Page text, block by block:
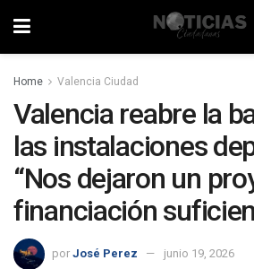
Home Valencia Ciudad
Valencia reabre la
las instalaciones
“Nos dejaron un
financiación
por José Perez junio 19, 2026